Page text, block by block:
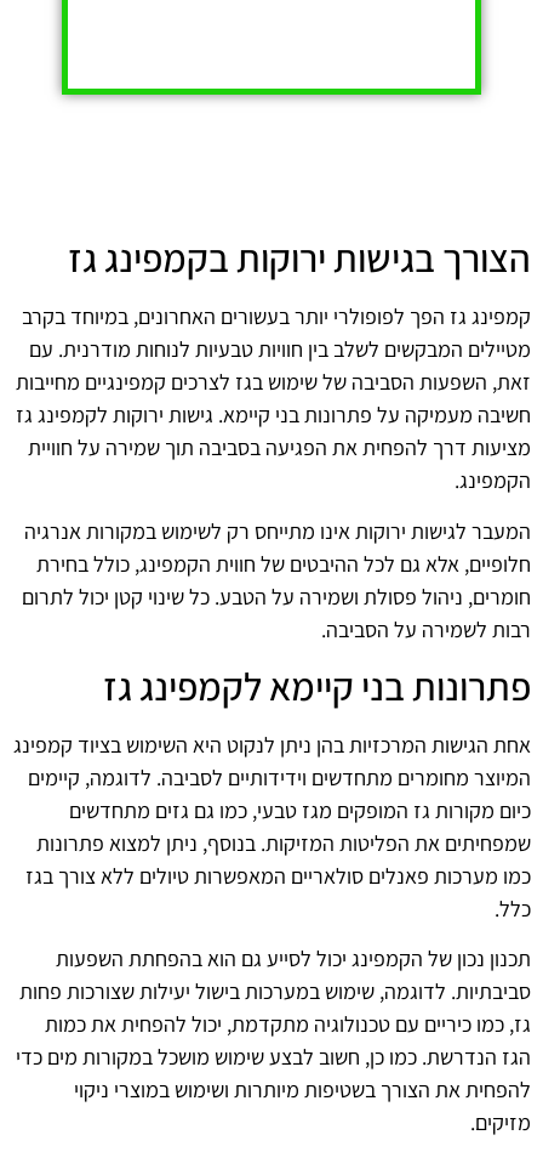
הצורך בגישות ירוקות בקמפינג גז
קמפינג גז הפך לפופולרי יותר בעשורים האחרונים, במיוחד בקרב
מטיילים המבקשים לשלב בין חוויות טבעיות לנוחות מודרנית. עם
זאת, השפעות הסביבה של שימוש בגז לצרכים קמפינגיים מחייבות
חשיבה מעמיקה על פתרונות בני קיימא. גישות ירוקות לקמפינג גז
מציעות דרך להפחית את הפגיעה בסביבה תוך שמירה על חוויית
הקמפינג.
המעבר לגישות ירוקות אינו מתייחס רק לשימוש במקורות אנרגיה
חלופיים, אלא גם לכל ההיבטים של חווית הקמפינג, כולל בחירת
חומרים, ניהול פסולת ושמירה על הטבע. כל שינוי קטן יכול לתרום
רבות לשמירה על הסביבה.
פתרונות בני קיימא לקמפינג גז
אחת הגישות המרכזיות בהן ניתן לנקוט היא השימוש בציוד קמפינג
המיוצר מחומרים מתחדשים וידידותיים לסביבה. לדוגמה, קיימים
כיום מקורות גז המופקים מגז טבעי, כמו גם גזים מתחדשים
שמפחיתים את הפליטות המזיקות. בנוסף, ניתן למצוא פתרונות
כמו מערכות פאנלים סולאריים המאפשרות טיולים ללא צורך בגז
כלל.
תכנון נכון של הקמפינג יכול לסייע גם הוא בהפחתת השפעות
סביבתיות. לדוגמה, שימוש במערכות בישול יעילות שצורכות פחות
גז, כמו כיריים עם טכנולוגיה מתקדמת, יכול להפחית את כמות
הגז הנדרשת. כמו כן, חשוב לבצע שימוש מושכל במקורות מים כדי
להפחית את הצורך בשטיפות מיותרות ושימוש במוצרי ניקוי
מזיקים.